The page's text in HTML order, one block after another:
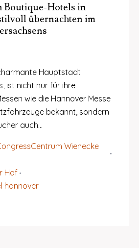
Boutique-Hotels in
übernachten im
Hauptstadt
ist nicht nur für ihre
wie die Hannover Messe
bekannt, sondern
auch…
Wienecke
Hof
hannover